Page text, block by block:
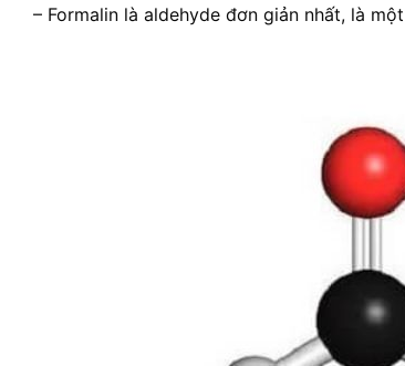
– Formalin là aldehyde đơn giản nhất, là